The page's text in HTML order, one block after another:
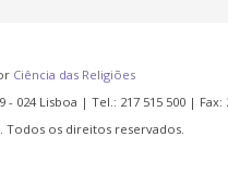
Ciência das Religiões
- 024 Lisboa | Tel.: 217 515 500 | Fax:
Todos os direitos reservados.